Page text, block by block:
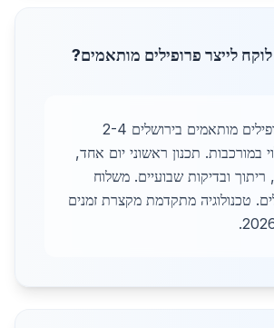
לייצר פרופילים מותאמים?
זמן ייצור פרופילים מותאמים בירושלים 2-4
במורכבות. תכנון ראשוני יום אחד,
ריתוך ובדיקות שבועיים. משלוח
טכנולוגיה מתקדמת מקצרת זמנים